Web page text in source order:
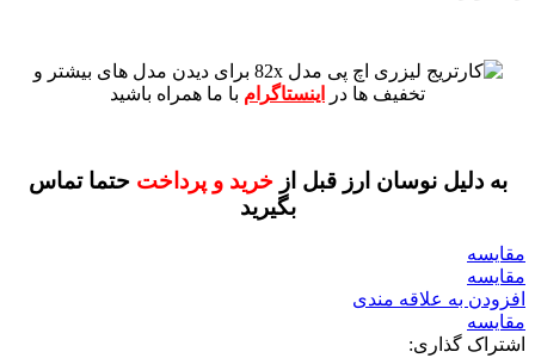
برای دیدن مدل های بیشتر و
تخفیف ها در
اینستاگرام با ما همراه باشید
به دلیل نوسان ارز قبل از خرید و پرداختحتما تماس
بگیرید
مقايسه
مقایسه
افزودن به علاقه مندی
مقایسه
اشتراک گذاری: